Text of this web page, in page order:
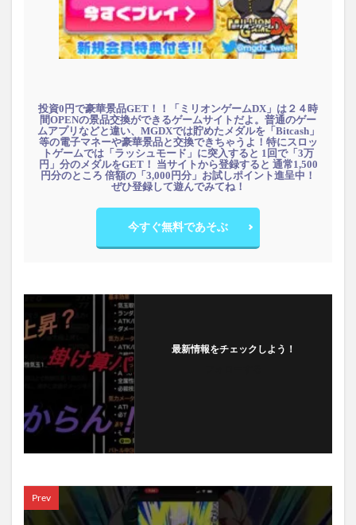
投資0円で豪華景品GET！！「ミリオンゲームDX」は２４時
間OPENの景品交換ができるゲームサイトだよ。普通のゲー
ムアプリなどと違い、MGDXでは貯めたメダルを「Bitcash」
等の電子マネーや豪華景品と交換できちゃうよ！特にスロッ
トゲームでは「ラッシュモード」に突入すると 1回で「3万
円」分のメダルをGET！ 当サイトから登録すると 通常1,500
円分のところ 倍額の「3,000円分」お試しポイント進呈中！
ぜひ登録して遊んでみてね！
今すぐ無料であそぶ
最新情報をチェックしよう！
Prev